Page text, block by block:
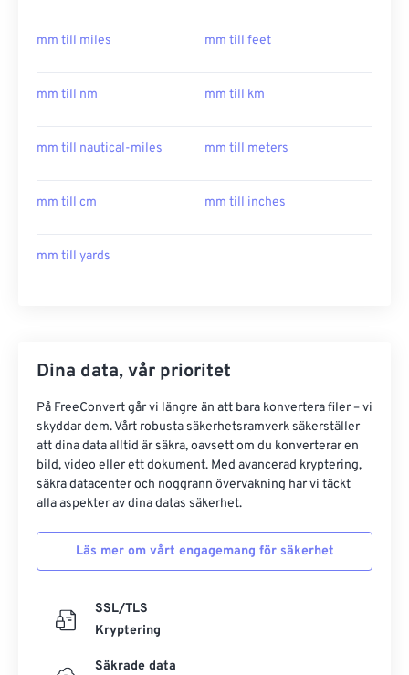
mm till miles mm till feet
mm till nm mm till km
mm till nautical-miles mm till meters
mm till cm mm till inches
mm till yards
Dina data, vår prioritet
På FreeConvert går vi längre än att bara konvertera filer – vi
skyddar dem. Vårt robusta säkerhetsramverk säkerställer
att dina data alltid är säkra, oavsett om du konverterar en
bild, video eller ett dokument. Med avancerad kryptering,
säkra datacenter och noggrann övervakning har vi täckt
alla aspekter av dina datas säkerhet.
Läs mer om vårt engagemang för säkerhet
SSL/TLS
Kryptering
Säkrade data